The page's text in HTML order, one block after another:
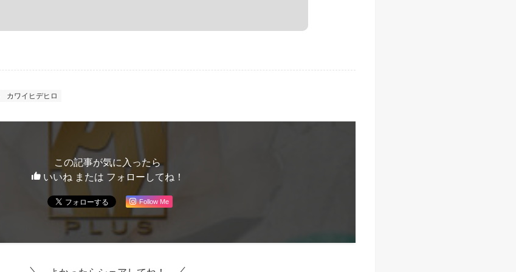
カワイヒデヒロ
この記事が気に入ったら
いいね または フォローしてね！
Follow Me